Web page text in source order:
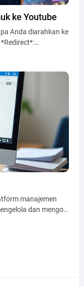
ke Youtube
Anda diarahkan ke
manajemen
dan mengo…